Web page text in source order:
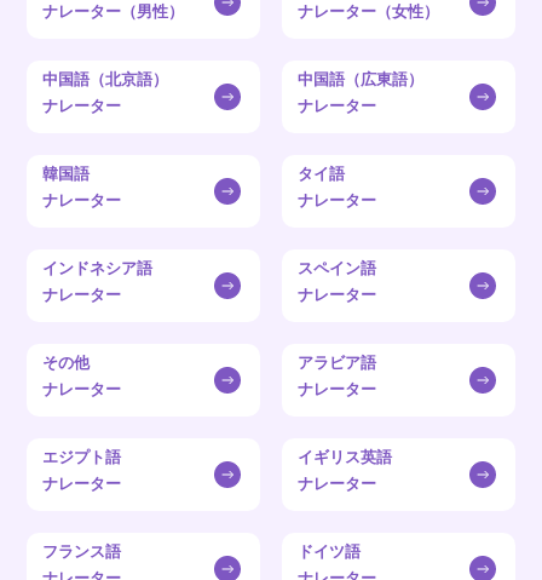
ナレーター（男性）
ナレーター（女性）
中国語（北京語）
ナレーター
中国語（広東語）
ナレーター
韓国語
ナレーター
タイ語
ナレーター
インドネシア語
ナレーター
スペイン語
ナレーター
その他
ナレーター
アラビア語
ナレーター
エジプト語
ナレーター
イギリス英語
ナレーター
フランス語
ドイツ語